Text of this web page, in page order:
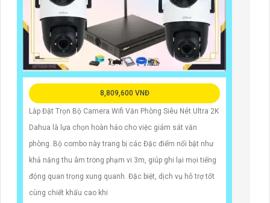
8,809,600 VNĐ
Lắp Đặt Trọn Bộ Camera Wifi Văn Phòng Siêu Nét Ultra 2K
Dahua là lựa chọn hoàn hảo cho việc giám sát văn
phòng. Bộ combo này trang bị các Đặc điểm nổi bật như
khả năng thu âm trong phạm vi 3m, giúp ghi lại mọi tiếng
động quan trọng xung quanh. Đặc biệt, dịch vụ hỗ trợ tốt
cùng chiết khấu cao khi